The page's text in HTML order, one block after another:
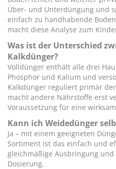
Über- und Unterdüngung und
einfach zu handhabende
macht diese Analyse zum
Was ist der Unterschied
Kalkdünger?
Volldünger enthält alle drei
Phosphor und Kalium und
Kalkdünger reguliert primär
macht andere Nährstoffe erst
Voraussetzung für eine
Kann ich Weidedünger
Ja – mit einem geeigneten
Sortiment ist das einfach und
gleichmäßige Ausbringung
Dosierung.